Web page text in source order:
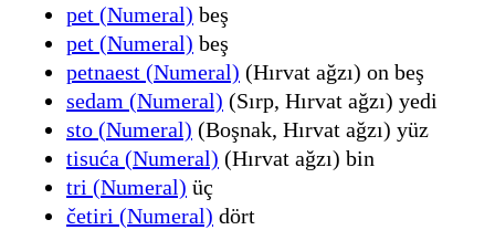
pet (Numeral) beş
pet (Numeral) beş
petnaest (Numeral) (Hırvat ağzı) on beş
sedam (Numeral) (Sırp, Hırvat ağzı) yedi
sto (Numeral) (Boşnak, Hırvat ağzı) yüz
tisuća (Numeral) (Hırvat ağzı) bin
tri (Numeral) üç
četiri (Numeral) dört